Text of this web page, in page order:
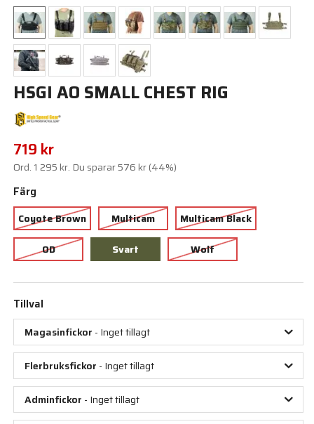
HSGI AO SMALL CHEST RIG
719 kr
Ord. 1 295 kr. Du sparar576 kr(44%)
Färg
Coyote Brown Multicam
Multicam Black
OD
Svart Wolf
Tillval
Magasinfickor - Inget tillagt
Flerbruksfickor - Inget tillagt
Adminfickor - Inget tillagt